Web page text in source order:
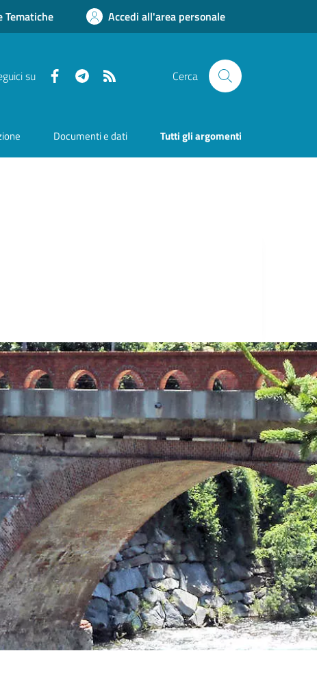
Tematiche Accedi all'area personale
su FacebookTelegram Cerca
Documenti e dati Tutti gli argomenti